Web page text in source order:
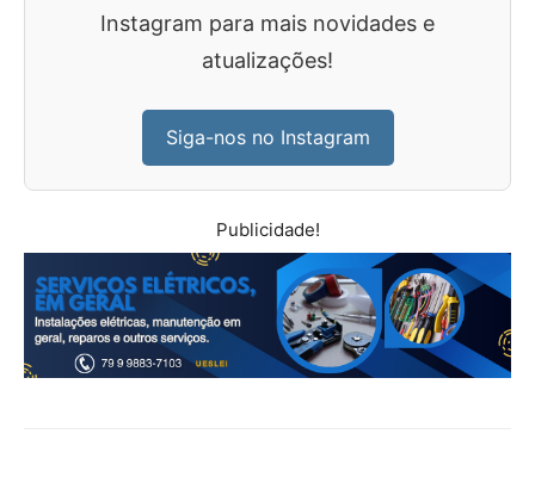
Instagram para mais novidades e
atualizações!
Siga-nos no Instagram
Publicidade!